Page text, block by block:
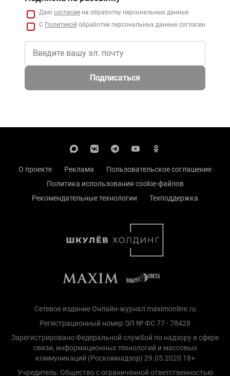
Даю согласие на обработку персональных данных
С Политикой обработки персональных данных согласен
Подписаться
О проекте Реклама
Пользовательское соглашение
Политика использования cookie-файлов
Рекомендательные технологии
Техподдержка
Сетевое издание Онлайн-журнал maximonline.ru
Регистрационный номер ЭЛ № ФС 77 - 78428
Зарегистрировано Федеральной службой по надзору в сфере
связи, информационных технологий и массовых
коммуникаций (Роскомнадзор) 29.05.2020 18+
Учредитель: Общество с ограниченной ответственностью